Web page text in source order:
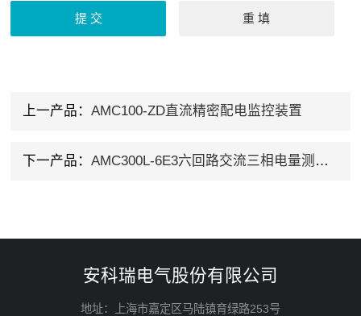
上一产品： AMC100-ZD直流精密配电监控装置
下一产品： AMC300L-6E3六回路交流三相电量测控仪表
安科瑞电气股份有限公司
地址：上海市嘉定区马陆镇育绿路253号